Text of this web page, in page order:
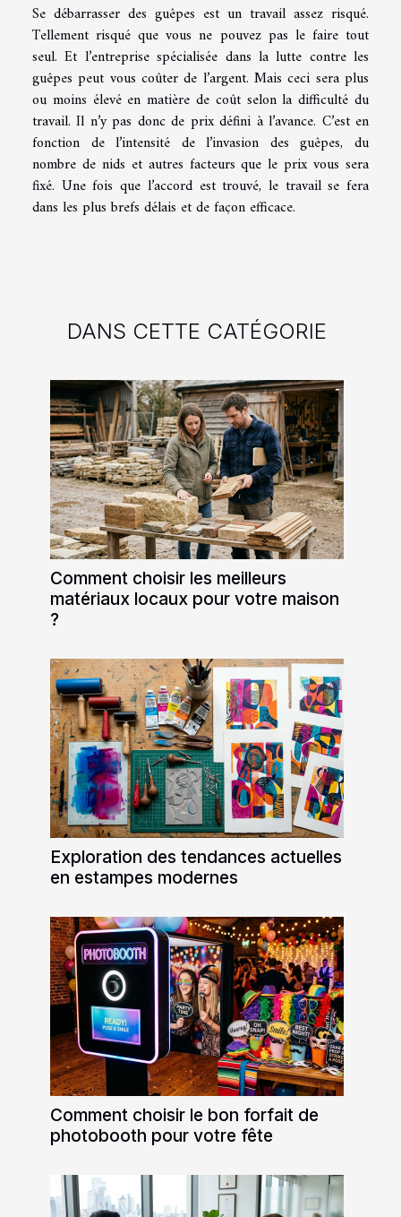
Se débarrasser des guêpes est un travail assez risqué.
Tellement risqué que vous ne pouvez pas le faire tout
seul. Et l’entreprise spécialisée dans la lutte contre les
guêpes peut vous coûter de l’argent. Mais ceci sera plus
ou moins élevé en matière de coût selon la difficulté du
travail. Il n’y pas donc de prix défini à l’avance. C’est en
fonction de l’intensité de l’invasion des guêpes, du
nombre de nids et autres facteurs que le prix vous sera
fixé. Une fois que l’accord est trouvé, le travail se fera
dans les plus brefs délais et de façon efficace.
DANS CETTE CATÉGORIE
Comment choisir les meilleurs
matériaux locaux pour votre maison
?
Exploration des tendances actuelles
en estampes modernes
Comment choisir le bon forfait de
photobooth pour votre fête